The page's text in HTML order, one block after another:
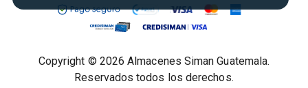
Política de Privacidad
Términos legales
Copyright © 2026 Almacenes Siman Guatemala.
Reservados todos los derechos.